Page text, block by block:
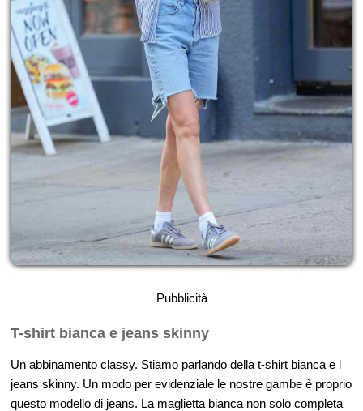
Pubblicità
T-shirt bianca e jeans skinny
Un abbinamento classy. Stiamo parlando della t-shirt bianca e i
jeans skinny. Un modo per evidenziale le nostre gambe è proprio
questo modello di jeans. La maglietta bianca non solo completa